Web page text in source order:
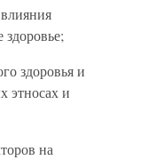
здоровья и
этносах и
на